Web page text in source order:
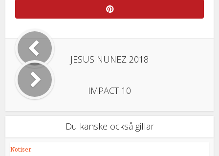
JESUS NUNEZ 2018
IMPACT 10
Du kanske också gillar
Notiser